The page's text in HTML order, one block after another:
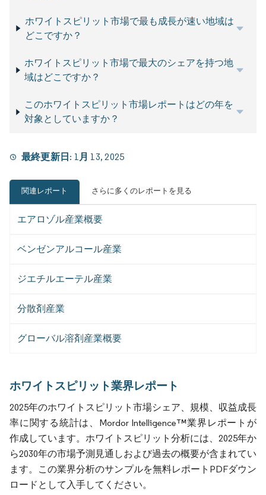
ホワイトスピリット市場で最も成長が速い地域は
どこですか？
ホワイトスピリット市場で最大のシェアを持つ地
域はどこですか？
このホワイトスピリット市場レポートはどの年を
対象としていますか？
最終更新日: 1月 13, 2025
関連レポート さらに多くのレポートを見る
エアロゾル産業概要
ベンゼンアルコール産業
ジエチルエーテル産業
分散剤産業
グローバル溶剤産業概要
ホワイトスピリット業界レポート
2025年のホワイトスピリット市場シェア、規模、収益成長
率に関する統計は、Mordor Intelligence™業界レポートが
作成しています。ホワイトスピリット分析には、2025年か
ら2030年の市場予測見通しおよび過去の概要が含まれてい
ます。この業界分析のサンプルを無料レポートPDFダウン
ロードとして入手してください。